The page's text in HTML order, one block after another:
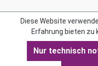
Diese Website
Erfahrung bieten zu
Nur technisch